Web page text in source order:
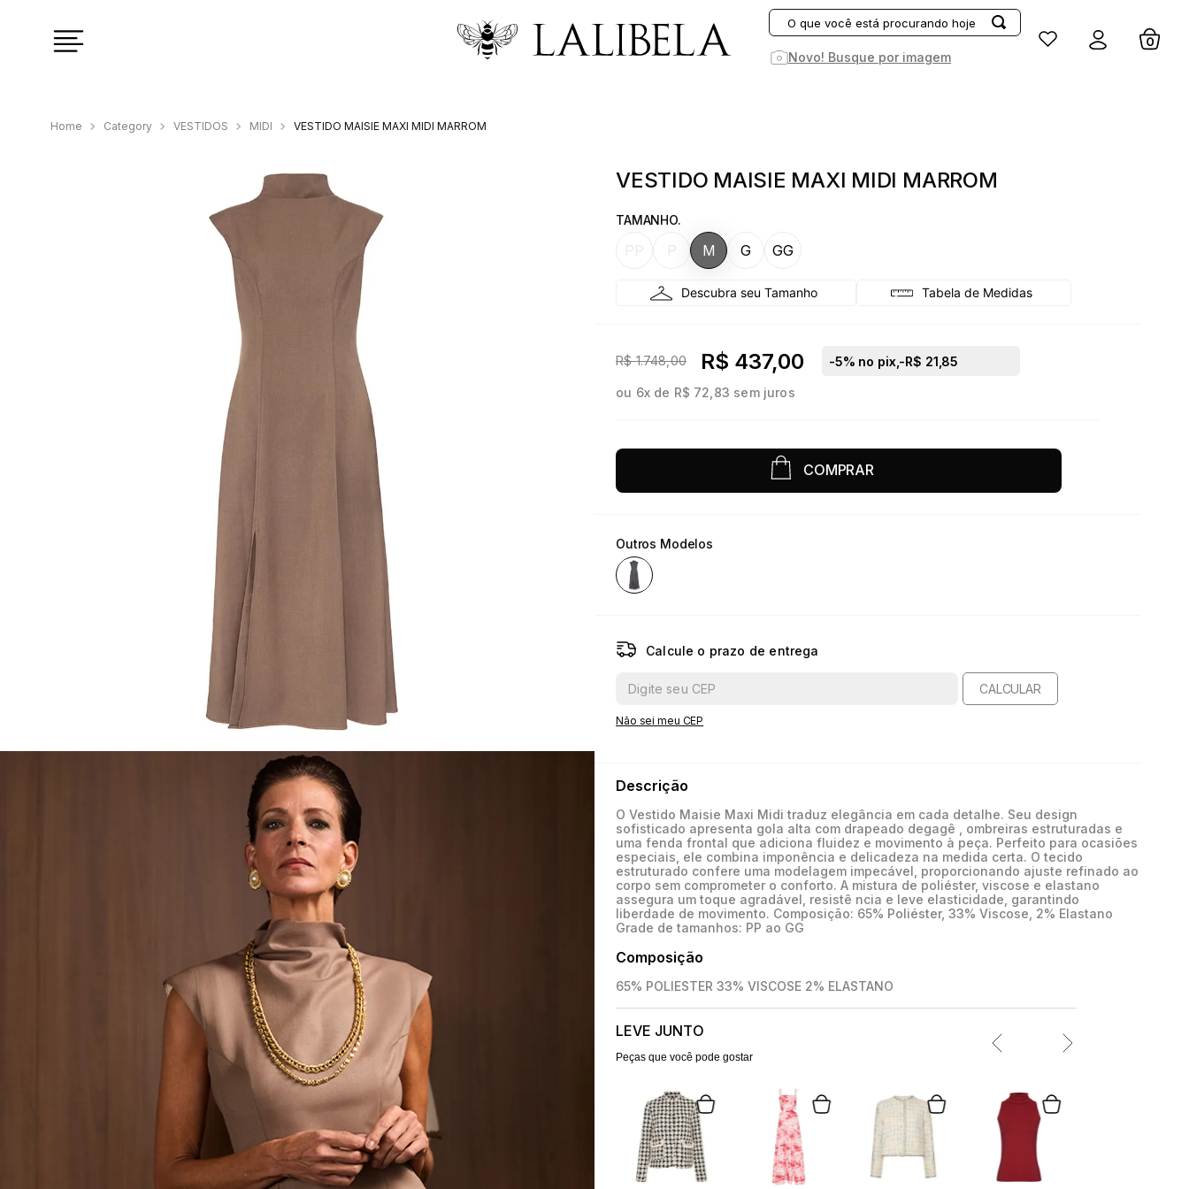
O que você está procurando hoje?
Novo! Busque por imagem
Entrar
Category VESTIDOS MIDI VESTIDO MAISIE MAXI MIDI MARROM
VESTIDO MAISIE MAXI MIDI MARROM
TAMANHO.
G GG
M
Tabela de Medidas
R$ 1.748,00 R$ 437,00 -5% no pix, -R$ 21,85
ou 6x de R$ 72,83 sem juros
COMPRAR
Outros Modelos
Calcule o prazo de entrega
CALCULAR
Não sei meu CEP
Descrição
O Vestido Maisie Maxi Midi traduz elegância em cada detalhe. Seu design
sofisticado apresenta gola alta com drapeado degagê , ombreiras estruturadas e
uma fenda frontal que adiciona fluidez e movimento à peça. Perfeito para ocasiões
especiais, ele combina imponência e delicadeza na medida certa. O tecido
estruturado confere uma modelagem impecável, proporcionando ajuste refinado ao
corpo sem comprometer o conforto. A mistura de poliéster, viscose e elastano
assegura um toque agradável, resistê ncia e leve elasticidade, garantindo
liberdade de movimento. Composição: 65% Poliéster, 33% Viscose, 2% Elastano
Grade de tamanhos: PP ao GG
Composição
65% POLIESTER 33% VISCOSE 2% ELASTANO
LEVE JUNTO
Peças que você pode gostar